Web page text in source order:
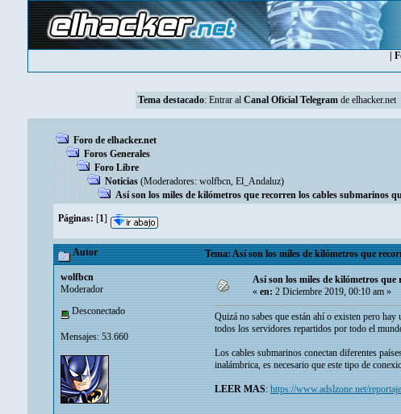
Tema destacado: Entrar al Canal Oficial Telegram de elhacker.net
Foro de elhacker.net
Foros Generales
Foro Libre
Noticias (Moderadores: wolfbcn, El_Andaluz)
Así son los miles de kilómetros que recorren los cables submarinos
Páginas: [1]
Autor Tema: Así son los miles de kilómetros que
wolfbcn
Moderador
Desconectado
Mensajes: 53.660
Así son los miles de kilómetros que
«en:2 Diciembre 2019, 00:10 am »
Quizá no sabes que están ahí o existen pero
todos los servidores repartidos por todo el
Los cables submarinos conectan diferentes
inalámbrica, es necesario que este tipo de
LEER MAS:https://www.adslzone.net/